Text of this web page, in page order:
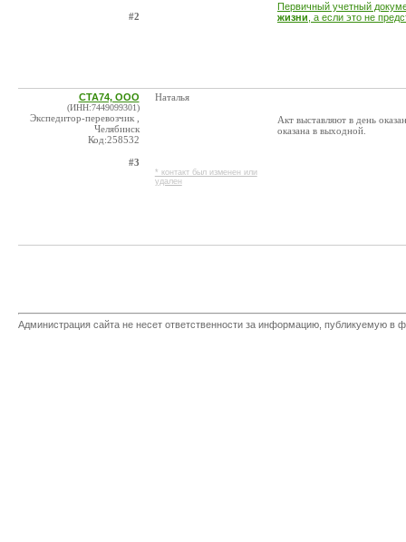
#2
Первичный учетный
жизни , а если это не
СТА74, ООО
(ИНН:7449099301)
Экспедитор-перевозчик ,
Челябинск
Код:258532
#3
Наталья
* контакт был изменен или
удален
Акт выставляют в день
оказана в выходной.
Администрация сайта не несет ответственности за информацию, публикуемую